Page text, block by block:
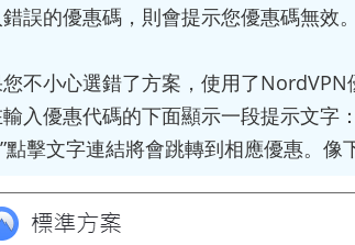
誤的優惠碼，則會提示您優惠碼無效。
不小心選錯了方案，使用了
入優惠代碼的下面顯示一段提示文字
點擊文字連結將會跳轉到相應優惠。像